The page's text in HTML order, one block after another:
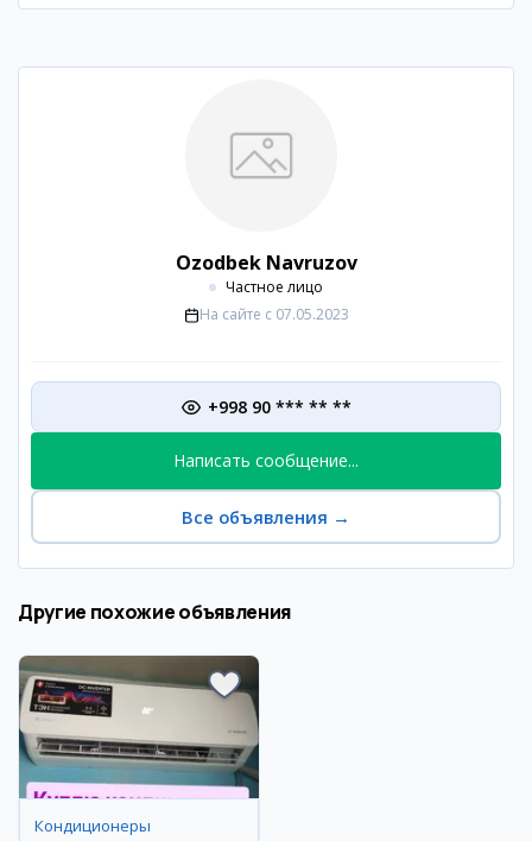
Ozodbek Navruzov
Частное лицо
На сайте с 07.05.2023
+998 90 *** ** **
Написать сообщение...
Все объявления →
Другие похожие объявления
Кондиционеры